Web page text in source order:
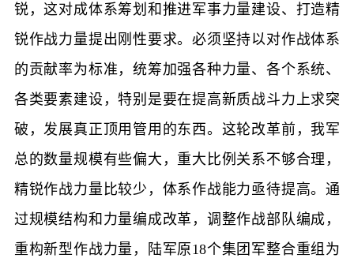
锐，这对成体系筹划和推进军事力量建设、打造精
锐作战力量提出刚性要求。必须坚持以对作战体系
的贡献率为标准，统筹加强各种力量、各个系统、
各类要素建设，特别是要在提高新质战斗力上求突
破，发展真正顶用管用的东西。这轮改革前，我军
总的数量规模有些偏大，重大比例关系不够合理，
精锐作战力量比较少，体系作战能力亟待提高。通
过规模结构和力量编成改革，调整作战部队编成，
重构新型作战力量，陆军原18个集团军整合重组为